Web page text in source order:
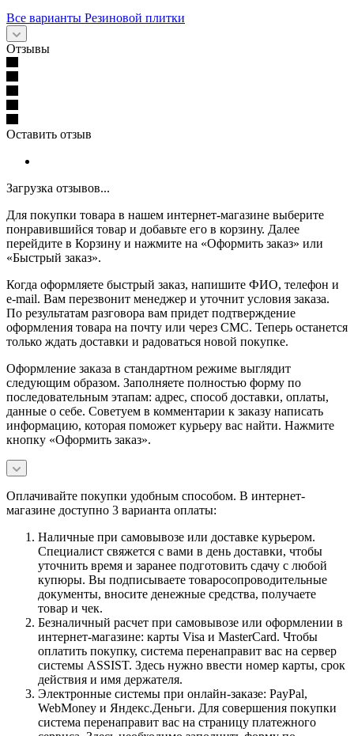
Все варианты Резиновой плитки
Отзывы
Оставить отзыв
Загрузка отзывов...
Для покупки товара в нашем интернет-магазине выберите
понравившийся товар и добавьте его в корзину. Далее
перейдите в Корзину и нажмите на «Оформить заказ» или
«Быстрый заказ».
Когда оформляете быстрый заказ, напишите ФИО, телефон и
e-mail. Вам перезвонит менеджер и уточнит условия заказа.
По результатам разговора вам придет подтверждение
оформления товара на почту или через СМС. Теперь останется
только ждать доставки и радоваться новой покупке.
Оформление заказа в стандартном режиме выглядит
следующим образом. Заполняете полностью форму по
последовательным этапам: адрес, способ доставки, оплаты,
данные о себе. Советуем в комментарии к заказу написать
информацию, которая поможет курьеру вас найти. Нажмите
кнопку «Оформить заказ».
Оплачивайте покупки удобным способом. В интернет-
магазине доступно 3 варианта оплаты:
Наличные при самовывозе или доставке курьером.
Специалист свяжется с вами в день доставки, чтобы
уточнить время и заранее подготовить сдачу с любой
купюры. Вы подписываете товаросопроводительные
документы, вносите денежные средства, получаете
товар и чек.
Безналичный расчет при самовывозе или оформлении в
интернет-магазине: карты Visa и MasterCard. Чтобы
оплатить покупку, система перенаправит вас на сервер
системы ASSIST. Здесь нужно ввести номер карты, срок
действия и имя держателя.
Электронные системы при онлайн-заказе: PayPal,
WebMoney и Яндекс.Деньги. Для совершения покупки
система перенаправит вас на страницу платежного